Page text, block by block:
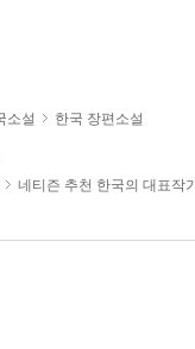
소설 한국 장편소설
네티즌 추천 한국의 대표작